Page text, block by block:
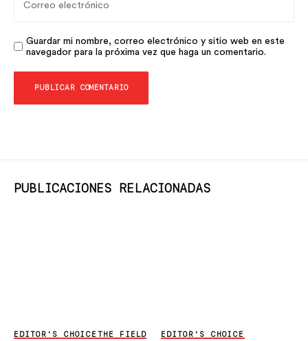
Guardar mi nombre, correo electrónico y sitio web en este
navegador para la próxima vez que haga un comentario.
PUBLICACIONES RELACIONADAS
EDITOR'S CHOICE THE FIELD EDITOR'S CHOICE